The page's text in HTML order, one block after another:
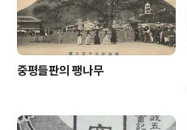
중평들판의 팽나무